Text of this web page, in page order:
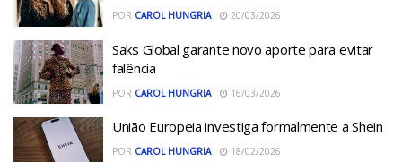
POR CAROL HUNGRIA 20/03/2026
Saks Global garante novo aporte para evitar
falência
POR CAROL HUNGRIA 16/03/2026
União Europeia investiga formalmente a Shein
POR CAROL HUNGRIA 18/02/2026